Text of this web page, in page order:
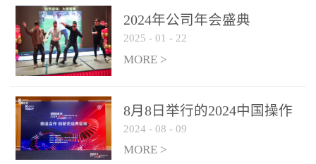
2024年公司年会盛典
2025 - 01 - 22
MORE >
8月8日举行的2024中国操作
系统产业大会渠道论坛，科
网通荣获区域营销优质伙伴
2024 - 08 - 09
MORE >